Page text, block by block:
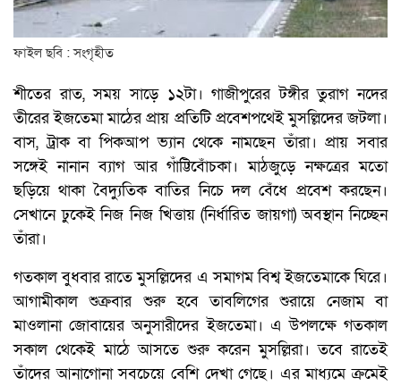
ফাইল ছবি : সংগৃহীত
শীতের রাত, সময় সাড়ে ১২টা। গাজীপুরের টঙ্গীর তুরাগ নদের
তীরের ইজতেমা মাঠের প্রায় প্রতিটি প্রবেশপথেই মুসল্লিদের জটলা।
বাস, ট্রাক বা পিকআপ ভ্যান থেকে নামছেন তাঁরা। প্রায় সবার
সঙ্গেই নানান ব্যাগ আর গাঁট্টিবোঁচকা। মাঠজুড়ে নক্ষত্রের মতো
ছড়িয়ে থাকা বৈদ্যুতিক বাতির নিচে দল বেঁধে প্রবেশ করছেন।
সেখানে ঢুকেই নিজ নিজ খিত্তায় (নির্ধারিত জায়গা) অবস্থান নিচ্ছেন
তাঁরা।
গতকাল বুধবার রাতে মুসল্লিদের এ সমাগম বিশ্ব ইজতেমাকে ঘিরে।
আগামীকাল শুক্রবার শুরু হবে তাবলিগের শুরায়ে নেজাম বা
মাওলানা জোবায়ের অনুসারীদের ইজতেমা। এ উপলক্ষে গতকাল
সকাল থেকেই মাঠে আসতে শুরু করেন মুসল্লিরা। তবে রাতেই
তাঁদের আনাগোনা সবচেয়ে বেশি দেখা গেছে। এর মাধ্যমে ক্রমেই